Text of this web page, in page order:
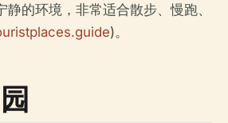
的环境，非常适合散步、慢跑、
)。